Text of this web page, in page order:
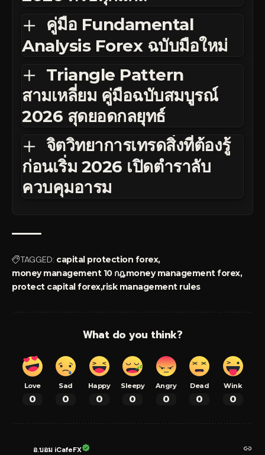
คู่มือ Fundamental
Analysis Forex ฉบับมือใหม่
Triangle Pattern
สามเหลี่ยม คู่มือฉบับสมบูรณ์
2026 สุดยอดกลยุทธ์
จิตวิทยาการเทรดสิ่งที่ต้องรู้
ก่อนเริ่ม 2026 เปิดตำราลับ
ควบคุมอารม
TAGGED: capital protection forex
money management 10 กฎmoney management forex
protect capital forexrisk management rules
What do you think?
Love
0
Sad
0
Happy
0
Sleepy
0
Angry
0
Dead
0
Wink
0
อ.บอม iCafeFX